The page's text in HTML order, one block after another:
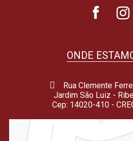
ONDE
Rua Clemente
Jardim São Luiz -
Cep: 14020-410 -